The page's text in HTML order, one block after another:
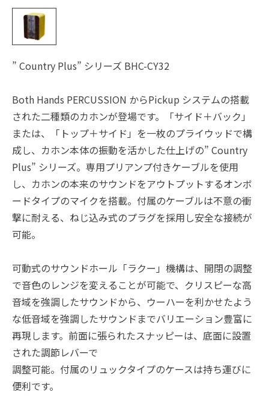
” Country Plus” シリーズ BHC-CY32
Both Hands PERCUSSION からPickup システムの搭載
された二種類のカホンが登場です。「サイド＋バック」
または、「トップ＋サイド」を一枚のプライウッドで構
成し、カホン本体の振動を活かした仕上げの” Country
Plus” シリーズ。専用プリアンプ付きケーブルを使用
し、カホンの本来のサウンドをアウトプットするオンボ
ードタイプのマイクを搭載。付属のケーブルは不意の衝
撃に耐える、ねじ込み式のプラグを採用し安全な接続が
可能。
可動式のサウンドホール「ラクー」機構は、開閉の調整
で音色のレンジを変えることが可能で、クリスピーな高
音域を強調したサウンドから、ウーハーを利かせたよう
な低音域を強調したサウンドまでバリエーション豊富に
再現します。前面に張られたスナッピーは、底面に設置
された調節レバーで
調整可能。付属のリュックタイプのケースは持ち運びに
便利です。